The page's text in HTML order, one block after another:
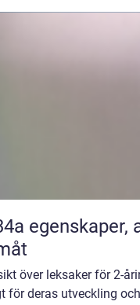
och vägval
över leksaker för 2-
för deras utveckling